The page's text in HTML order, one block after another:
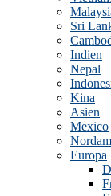
Sri
Indien
Nepal
Kina
Asien
Mexico
Europa